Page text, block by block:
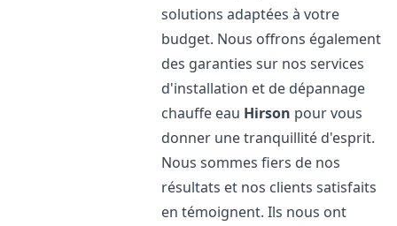
solutions adaptées à votre
budget. Nous offrons également
des garanties sur nos services
d'installation et de dépannage
chauffe eau Hirson pour vous
donner une tranquillité d'esprit.
Nous sommes fiers de nos
résultats et nos clients satisfaits
en témoignent. Ils nous ont